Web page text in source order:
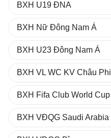
BXH U19 ĐNA
BXH Nữ Đông Nam Á
BXH U23 Đông Nam Á
BXH VL WC KV Châu Phi
BXH Fifa Club World Cup
BXH VĐQG Saudi Arabia